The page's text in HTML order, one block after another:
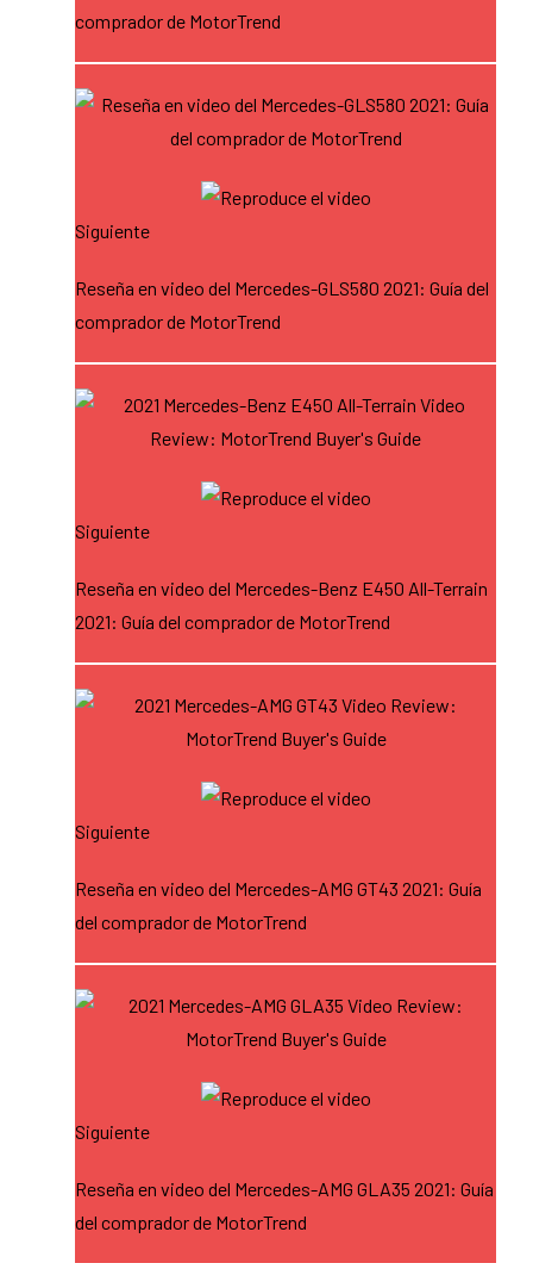
comprador de MotorTrend
Siguiente
Reseña en video del Mercedes-GLS580 2021: Guía del
comprador de MotorTrend
Siguiente
Reseña en video del Mercedes-Benz E450 All-Terrain
2021: Guía del comprador de MotorTrend
Siguiente
Reseña en video del Mercedes-AMG GT43 2021: Guía
del comprador de MotorTrend
Siguiente
Reseña en video del Mercedes-AMG GLA35 2021: Guía
del comprador de MotorTrend